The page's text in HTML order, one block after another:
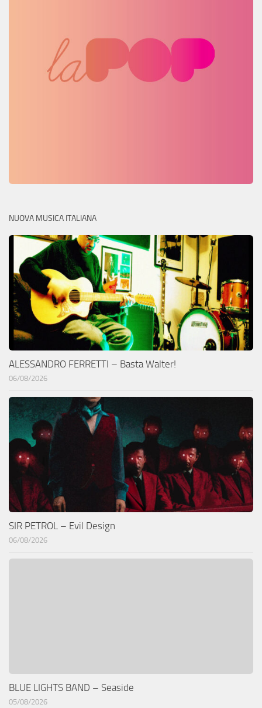
NUOVA MUSICA ITALIANA
ALESSANDRO FERRETTI – Basta Walter!
06/08/2026
SIR PETROL – Evil Design
06/08/2026
BLUE LIGHTS BAND – Seaside
05/08/2026